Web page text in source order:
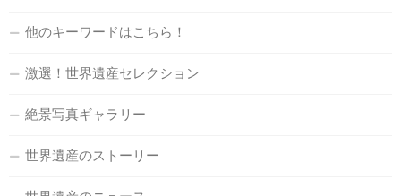
他のキーワードはこちら！
激選！世界遺産セレクション
絶景写真ギャラリー
世界遺産のストーリー